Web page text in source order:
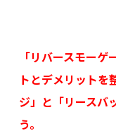
「リバースモー
トとデメリットを
ジ」と「リースバ
う。